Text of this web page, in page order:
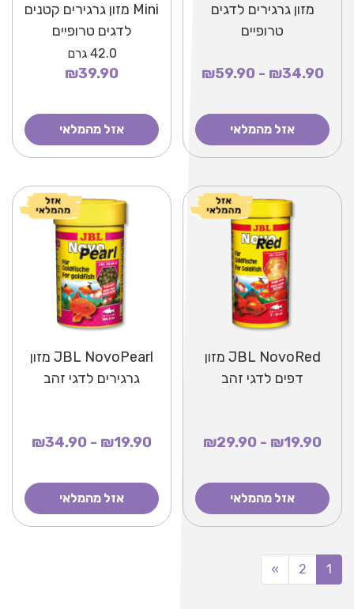
מזון גרגירים לדגים
טרופיים
₪34.90 - ₪59.90
אזל מהמלאי
Mini מזון גרגירים קטנים
לדגים טרופיים
42.0 גרם
₪39.90
אזל מהמלאי
JBL NovoRed מזון
דפים לדגי זהב
₪19.90 - ₪29.90
אזל מהמלאי
JBL NovoPearl מזון
גרגירים לדגי זהב
₪19.90 - ₪34.90
אזל מהמלאי
1
2
»